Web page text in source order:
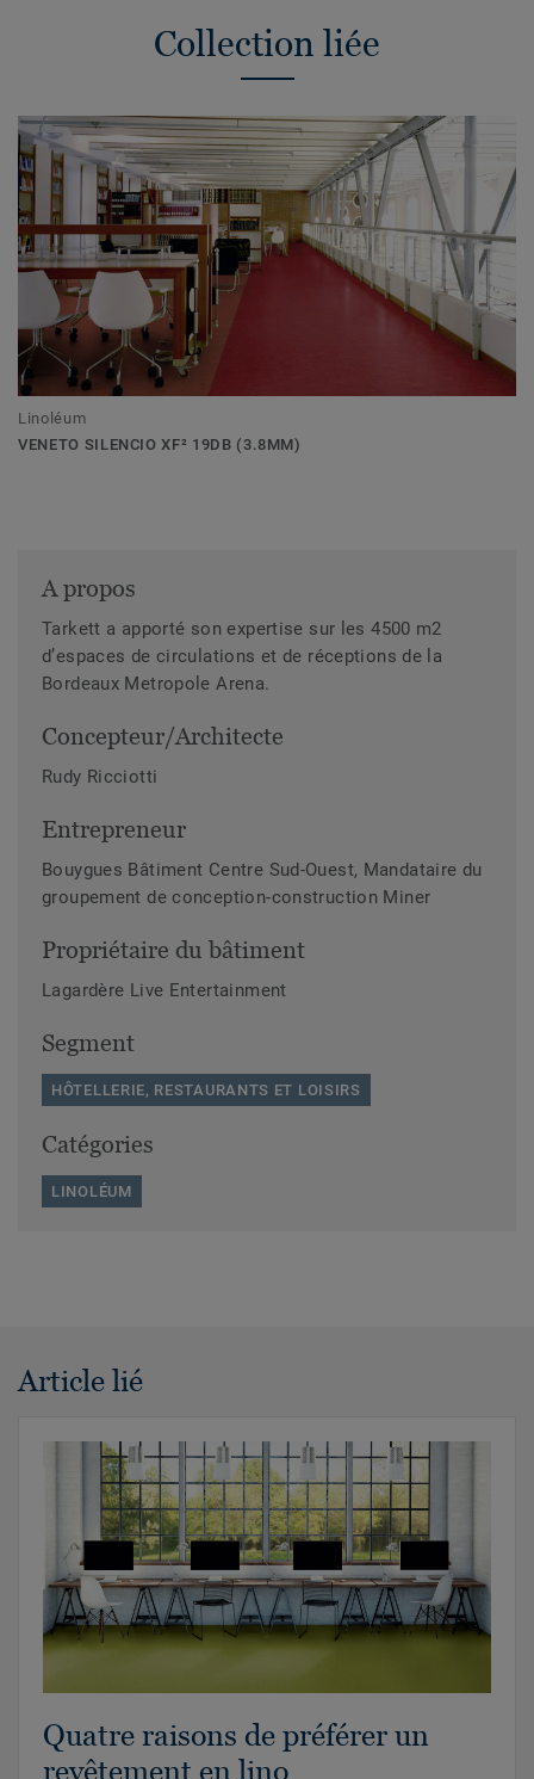
Collection liée
Linoléum
VENETO SILENCIO XF² 19DB (3.8MM)
A propos
Tarkett a apporté son expertise sur les 4500 m2
d’espaces de circulations et de réceptions de la
Bordeaux Metropole Arena.
Concepteur/Architecte
Rudy Ricciotti
Entrepreneur
Bouygues Bâtiment Centre Sud-Ouest, Mandataire du
groupement de conception-construction Miner
Propriétaire du bâtiment
Lagardère Live Entertainment
Segment
HÔTELLERIE, RESTAURANTS ET LOISIRS
Catégories
LINOLÉUM
Article lié
Quatre raisons de préférer un
revêtement en lino